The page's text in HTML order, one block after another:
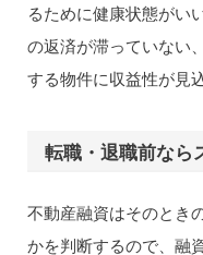
るために健康状態がい
の返済が滞っていない
する物件に収益性が見
転職・退職前なら
不動産融資はそのとき
かを判断するので、融